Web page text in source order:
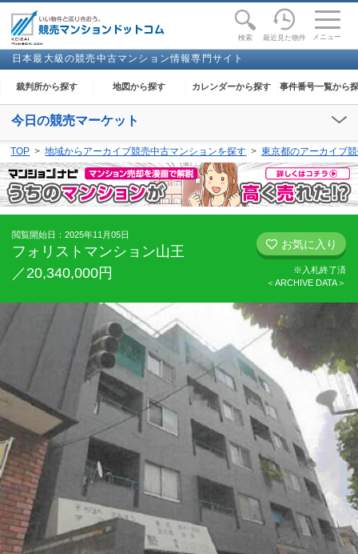
検索 最近見た物件 メニュー
日本最大級の競売中古マンション情報専門サイト
裁判所から探す 地図から探す カレンダーから探す 事件番号一覧から
toggle
今日の競売マーケット
閲覧開始：下妻、足利、大田原、奈良、和歌山、金沢、能代、高知
TOP 地域からアーカイブ競売中古マンションを探す 東京都のアーカイブ
閲覧開始日：2025年11月05日
フォリストマンション山王
／20,340,000円
お気に入り
※入札終了済
＜ARCHIVE DATA＞